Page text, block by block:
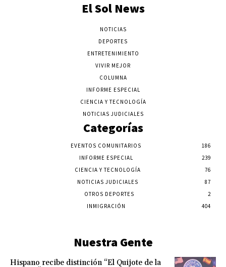
El Sol News
NOTICIAS
DEPORTES
ENTRETENIMIENTO
VIVIR MEJOR
COLUMNA
INFORME ESPECIAL
CIENCIA Y TECNOLOGÍA
NOTICIAS JUDICIALES
Categorías
EVENTOS COMUNITARIOS
186
INFORME ESPECIAL
239
CIENCIA Y TECNOLOGÍA
76
NOTICIAS JUDICIALES
87
OTROS DEPORTES
2
INMIGRACIÓN
404
Nuestra Gente
Hispano recibe distinción “El Quijote de la